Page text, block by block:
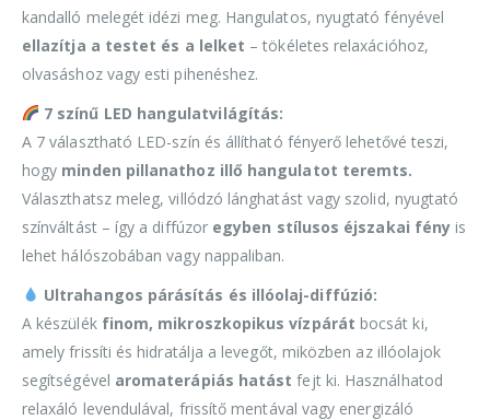
kandalló melegét idézi meg. Hangulatos, nyugtató fényével
ellazítja a testet és a lelket – tökéletes relaxációhoz,
olvasáshoz vagy esti pihenéshez.
7 színű LED hangulatvilágítás:
A 7 választható LED-szín és állítható fényerő lehetővé teszi,
hogy minden pillanathoz illő hangulatot teremts.
Választhatsz meleg, villódzó lánghatást vagy szolid, nyugtató
színváltást – így a diffúzor egyben stílusos éjszakai fény is
lehet hálószobában vagy nappaliban.
Ultrahangos párásítás és illóolaj-diffúzió:
A készülék finom, mikroszkopikus vízpárát bocsát ki,
amely frissíti és hidratálja a levegőt, miközben az illóolajok
segítségével aromaterápiás hatást fejt ki. Használhatod
relaxáló levendulával, frissítő mentával vagy energizáló